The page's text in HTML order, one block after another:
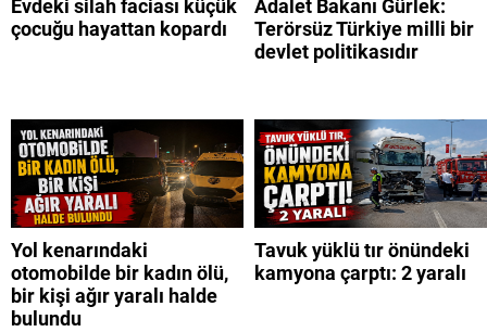
Evdeki silah faciası küçük
çocuğu hayattan kopardı
Adalet Bakanı Gürlek:
Terörsüz Türkiye milli bir
devlet politikasıdır
Yol kenarındaki
otomobilde bir kadın ölü,
bir kişi ağır yaralı halde
bulundu
Tavuk yüklü tır önündeki
kamyona çarptı: 2 yaralı